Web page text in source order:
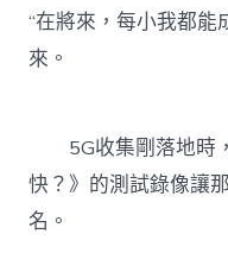
“在將來，每小我都能
來。
5G收集剛落地時
快？》的測試錄像讓
名。